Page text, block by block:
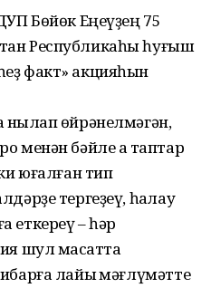
Бөйөк Еңеүҙең 75
Республикаһы һуғыш
факт» акцияһын
өйрәнелмәгән,
менән бәйле аҡ таптар
юғалған тип
тергеҙеү, һаҡлау
еткереү – һәр
шул маҡсатта
лайыҡ мәғлүмәтте